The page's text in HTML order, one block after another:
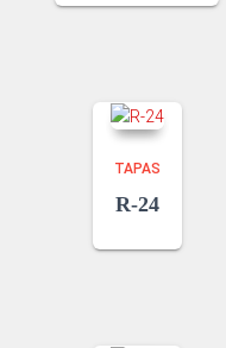
TAPAS
R-24